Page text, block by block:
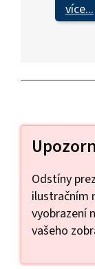
více...
Odstíny
ilustračním
vyobrazení
vašeho